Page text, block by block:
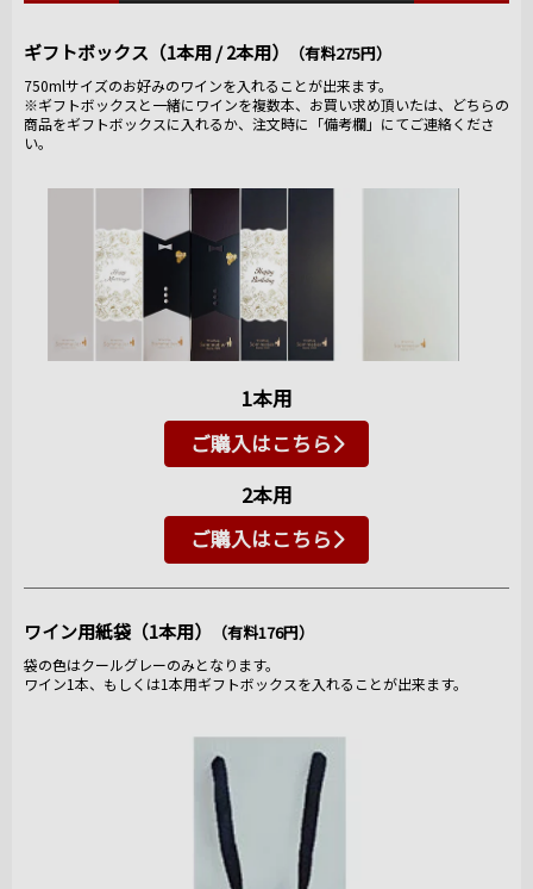
ギフトボックス（1本用 / 2本用） （有料275円）
750mlサイズのお好みのワインを入れることが出来ます。
※ギフトボックスと一緒にワインを複数本、お買い求め頂いたは、どちらの
商品をギフトボックスに入れるか、注文時に「備考欄」にてご連絡くださ
い。
1本用
ご購入はこちら
2本用
ご購入はこちら
ワイン用紙袋（1本用） （有料176円）
袋の色はクールグレーのみとなります。
ワイン1本、もしくは1本用ギフトボックスを入れることが出来ます。